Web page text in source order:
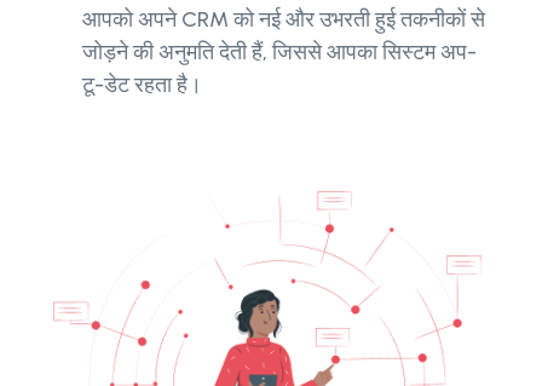
आपको अपने CRM को नई और उभरती हुई तकनीकों से
जोड़ने की अनुमति देती हैं, जिससे आपका सिस्टम अप-
टू-डेट रहता है।